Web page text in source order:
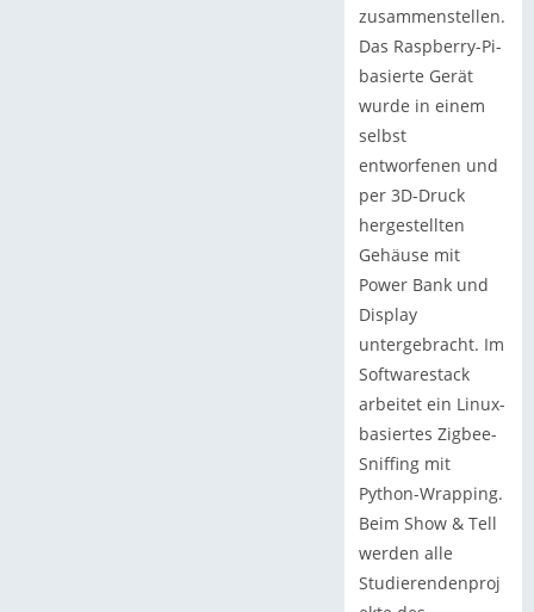
zusammenstellen.
Das Raspberry-Pi-
basierte Gerät
wurde in einem
selbst
entworfenen und
per 3D-Druck
hergestellten
Gehäuse mit
Power Bank und
Display
untergebracht. Im
Softwarestack
arbeitet ein Linux-
basiertes Zigbee-
Sniffing mit
Python-Wrapping.
Beim Show & Tell
werden alle
Studierendenproj